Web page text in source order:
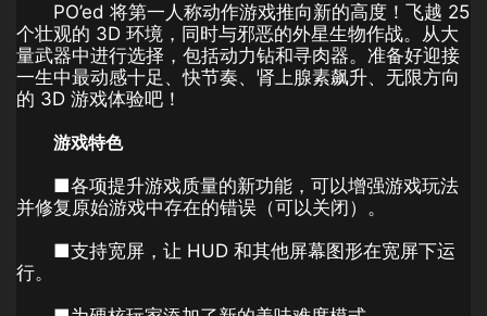
PO’ed 将第一人称动作游戏推向新的高度！飞越 25
个壮观的 3D 环境，同时与邪恶的外星生物作战。从大
量武器中进行选择，包括动力钻和寻肉器。准备好迎接
一生中最动感十足、快节奏、肾上腺素飙升、无限方向
的 3D 游戏体验吧！
游戏特色
■各项提升游戏质量的新功能，可以增强游戏玩法
并修复原始游戏中存在的错误（可以关闭）。
■支持宽屏，让 HUD 和其他屏幕图形在宽屏下运
行。